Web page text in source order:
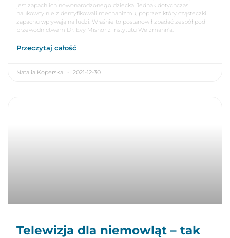
jest zapach ich nowonarodzonego dziecka. Jednak dotychczas
naukowcy nie zidentyfikowali mechanizmu, poprzez który cząsteczki
zapachu wpływają na ludzi. Właśnie to postanowił zbadać zespół pod
przewodnictwem Dr. Evy Mishor z Instytutu Weizmann’a.
Przeczytaj całość
Natalia Koperska 2021-12-30
Telewizja dla niemowląt – tak